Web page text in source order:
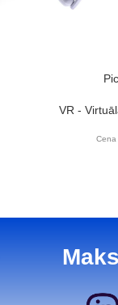
VR -
Cena